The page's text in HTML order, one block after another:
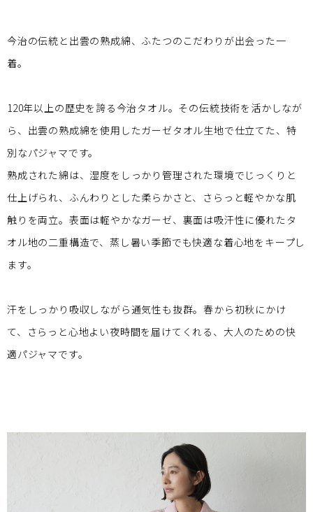
今治の伝統と出雲の熟成綿、ふたつのこだわりが出会った一
着。
120年以上の歴史を誇る今治タオル。その伝統技術を活かしなが
ら、出雲の熟成綿を使用したガーゼタオル生地で仕立てた、特
別なパジャマです。
熟成された綿は、湿度をしっかり管理された環境でじっくりと
仕上げられ、ふんわりとした柔らかさと、さらっと軽やかな肌
触りを両立。表面は軽やかなガーゼ、裏面は吸汗性に優れたタ
オル地の二重構造で、蒸し暑い季節でも快適な着心地をキープし
ます。
汗をしっかり吸収しながら通気性も抜群。春から初秋にかけ
て、さらっと心地よい夜時間を届けてくれる、大人のための快
適パジャマです。